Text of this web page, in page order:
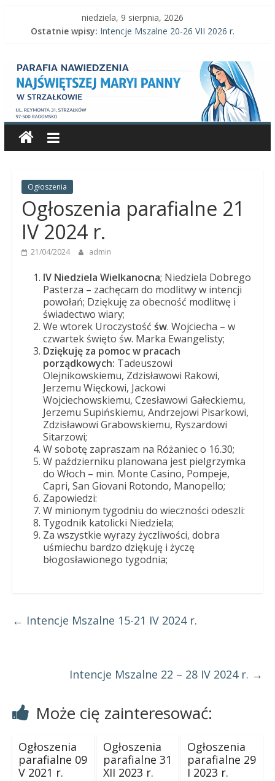
niedziela, 9 sierpnia, 2026
Ostatnie wpisy: Intencje Mszalne 20-26 VII 2026 r.
Intencje Mszalne 27 VII-2 VIII 2026 r.
Ogłoszenia parafialne 26 VII 2026 r.
Parafia
Nawiedzenia
Najświętszej
Panny
Parafia
Nawiedzenia
Najświętszej
Panny
Strzałkowie
Ogłoszenia
Ogłoszenia parafialne 21
IV 2024 r.
21/04/2024 admin
IV Niedziela Wielkanocna; Niedziela Dobrego
Pasterza – zachęcam do modlitwy w intencji
powołań; Dziękuję za obecność modlitwę i
świadectwo wiary;
We wtorek Uroczystość św. Wojciecha – w
czwartek święto św. Marka Ewangelisty;
Dziękuję za pomoc w pracach
porządkowych: Tadeuszowi
Olejnikowskiemu, Zdzisławowi Rakowi,
Jerzemu Więckowi, Jackowi
Wojciechowskiemu, Czesławowi Gałeckiemu,
Jerzemu Supińskiemu, Andrzejowi Pisarkowi,
Zdzisławowi Grabowskiemu, Ryszardowi
Sitarzowi;
W sobotę zapraszam na Różaniec o 16.30;
W październiku planowana jest pielgrzymka
do Włoch – min. Monte Casino, Pompeje,
Capri, San Giovani Rotondo, Manopello;
Zapowiedzi:
W minionym tygodniu do wieczności odeszli:
Tygodnik katolicki Niedziela;
Za wszystkie wyrazy życzliwości, dobra
uśmiechu bardzo dziękuję i życzę
błogosławionego tygodnia;
← Intencje Mszalne 15-21 IV 2024 r.
Intencje Mszalne 22 – 28 IV 2024 r. →
Może cię zainteresować:
Ogłoszenia
parafialne 09
V 2021 r.
Ogłoszenia
parafialne 31
XII 2023 r.
Ogłoszenia
parafialne 29
I 2023 r.